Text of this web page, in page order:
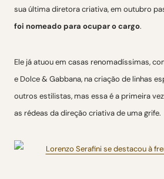
sua última diretora criativa, em outubro
foi nomeado para ocupar o cargo.
Ele já atuou em casas renomadíssimas,
e Dolce & Gabbana, na criação de linhas
outros estilistas, mas essa é a primeira
as rédeas da direção criativa de uma grife.